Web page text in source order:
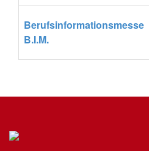
Berufsinformationsmesse
B.I.M.